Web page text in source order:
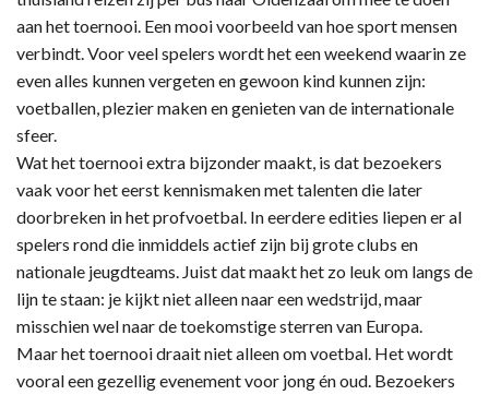
aan het toernooi. Een mooi voorbeeld van hoe sport mensen
verbindt. Voor veel spelers wordt het een weekend waarin ze
even alles kunnen vergeten en gewoon kind kunnen zijn:
voetballen, plezier maken en genieten van de internationale
sfeer.
Wat het toernooi extra bijzonder maakt, is dat bezoekers
vaak voor het eerst kennismaken met talenten die later
doorbreken in het profvoetbal. In eerdere edities liepen er al
spelers rond die inmiddels actief zijn bij grote clubs en
nationale jeugdteams. Juist dat maakt het zo leuk om langs de
lijn te staan: je kijkt niet alleen naar een wedstrijd, maar
misschien wel naar de toekomstige sterren van Europa.
Maar het toernooi draait niet alleen om voetbal. Het wordt
vooral een gezellig evenement voor jong én oud. Bezoekers